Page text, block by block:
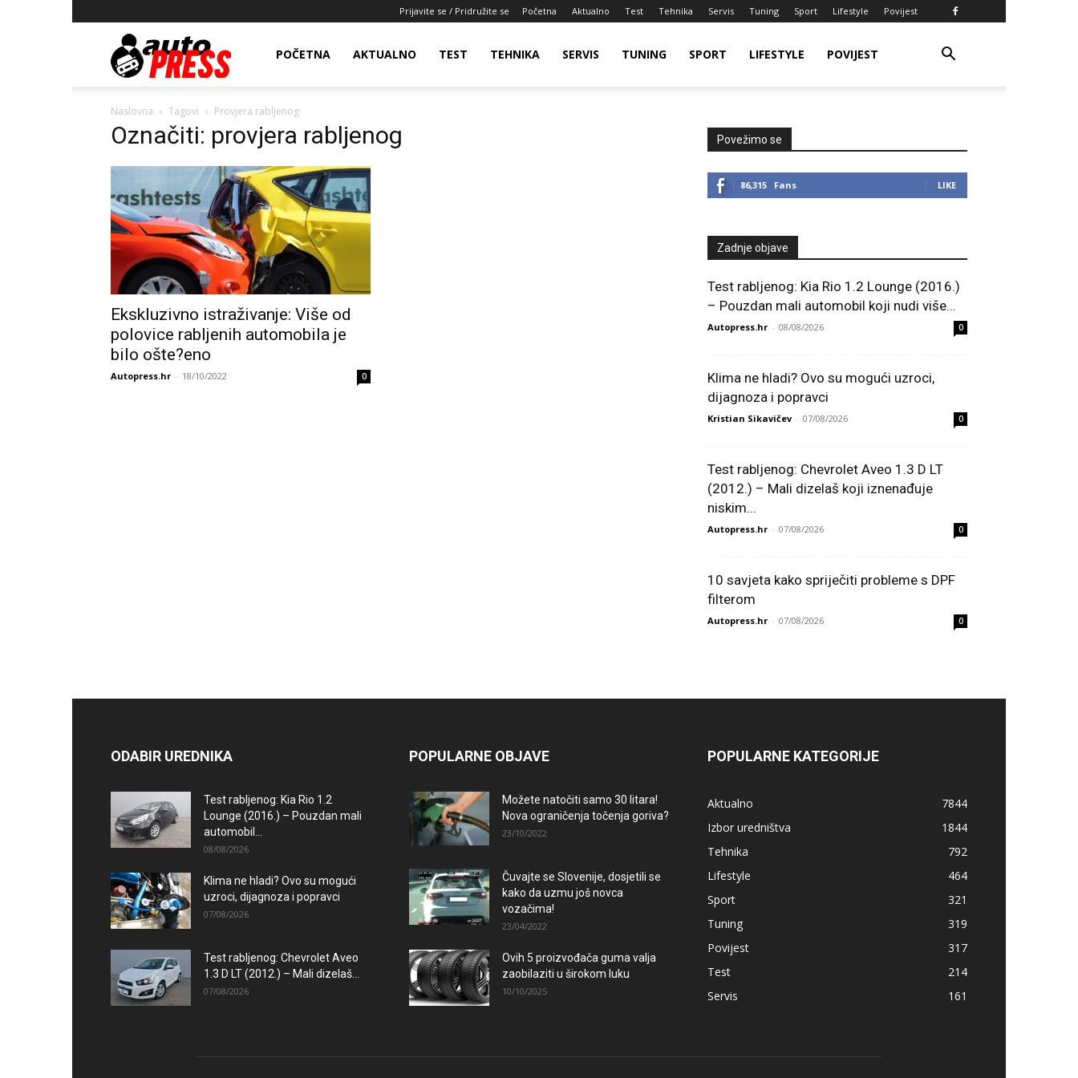
Prijavite se / Pridružite se Početna Aktualno Test Tehnika Servis Tuning Sport Lifestyle Povijest
AutopressHRPOČETNA AKTUALNO TEST TEHNIKA SERVIS TUNING SPORT LIFESTYLE POVIJEST
Naslovna Tagovi Provjera rabljenog
Označiti: provjera rabljenog
Ekskluzivno istraživanje: Više od
polovice rabljenih automobila je
bilo ošte?eno
Autopress.hr - 18/10/2022 0
Povežimo se
86,315 Fans LIKE
Zadnje objave
Test rabljenog: Kia Rio 1.2 Lounge (2016.)
– Pouzdan mali automobil koji nudi više...
Autopress.hr - 08/08/2026 0
Klima ne hladi? Ovo su mogući uzroci,
dijagnoza i popravci
Kristian Sikavičev - 07/08/2026 0
Test rabljenog: Chevrolet Aveo 1.3 D LT
(2012.) – Mali dizelaš koji iznenađuje
niskim...
Autopress.hr - 07/08/2026 0
10 savjeta kako spriječiti probleme s DPF
filterom
Autopress.hr - 07/08/2026 0
ODABIR UREDNIKA
Test rabljenog: Kia Rio 1.2
Lounge (2016.) – Pouzdan mali
automobil...
08/08/2026
Klima ne hladi? Ovo su mogući
uzroci, dijagnoza i popravci
07/08/2026
Test rabljenog: Chevrolet Aveo
1.3 D LT (2012.) – Mali dizelaš...
07/08/2026
POPULARNE OBJAVE
Možete natočiti samo 30 litara!
Nova ograničenja točenja goriva?
23/10/2022
Čuvajte se Slovenije, dosjetili se
kako da uzmu još novca
vozačima!
23/04/2022
Ovih 5 proizvođača guma valja
zaobilaziti u širokom luku
10/10/2025
POPULARNE KATEGORIJE
Aktualno
7844
Izbor uredništva
1844
Tehnika
792
Lifestyle
464
Sport
321
Tuning
319
Povijest
317
Test
214
Servis
161